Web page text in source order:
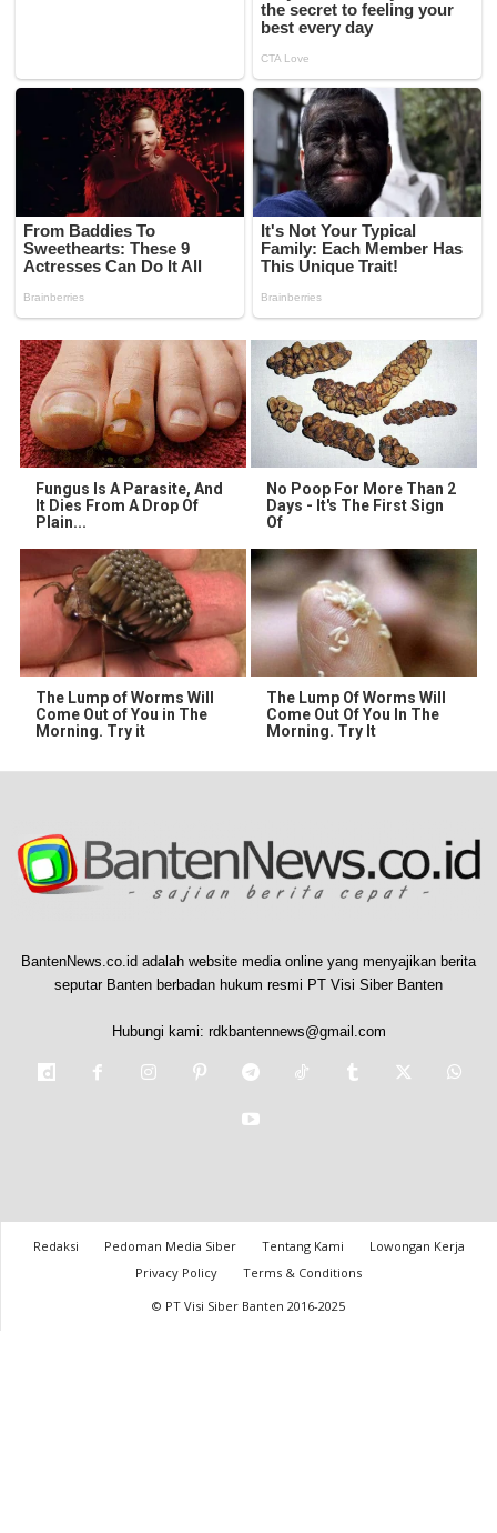
Fungus Is A Parasite, And
It Dies From A Drop Of
Plain...
No Poop For More Than 2
Days - It's The First Sign
Of
The Lump of Worms Will
Come Out of You in The
Morning. Try it
The Lump Of Worms Will
Come Out Of You In The
Morning. Try It
BantenNews.co.id adalah website media online yang menyajikan berita
seputar Banten berbadan hukum resmi PT Visi Siber Banten
Hubungi kami: rdkbantennews@gmail.com
Redaksi Pedoman Media Siber Tentang Kami
Lowongan Kerja
Privacy Policy
Terms & Conditions
© PT Visi Siber Banten 2016-2025